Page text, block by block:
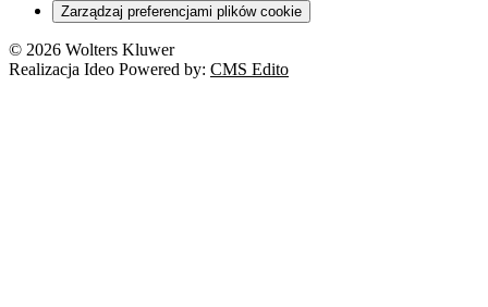
Zarządzaj preferencjami plików cookie
© 2026 Wolters Kluwer
Realizacja Ideo Powered by: CMS Edito